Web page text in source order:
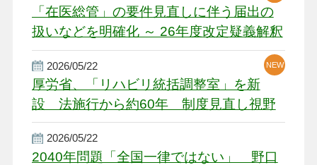
「在医総管」の要件見直しに伴う届出の
扱いなどを明確化 ～ 26年度改定疑義解釈
2026/05/22
厚労省、「リハビリ統括調整室」を新
設 法施行から約60年 制度見直し視野
NEW
2026/05/22
2040年問題「全国一律ではない」 野口